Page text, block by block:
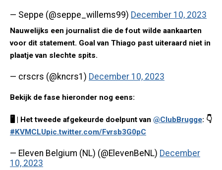
— Seppe (@seppe_willems99) December 10, 2023
Nauwelijks een journalist die de fout wilde aankaarten
voor dit statement. Goal van Thiago past uiteraard niet in
plaatje van slechte spits.
— crscrs (@kncrs1) December 10, 2023
Bekijk de fase hieronder nog eens:
🖥️ | Het tweede afgekeurde doelpunt van @ClubBrugge: 👇
#KVMCLUpic.twitter.com/Fvrsb3G0pC
— Eleven Belgium (NL) (@ElevenBeNL) December
10, 2023